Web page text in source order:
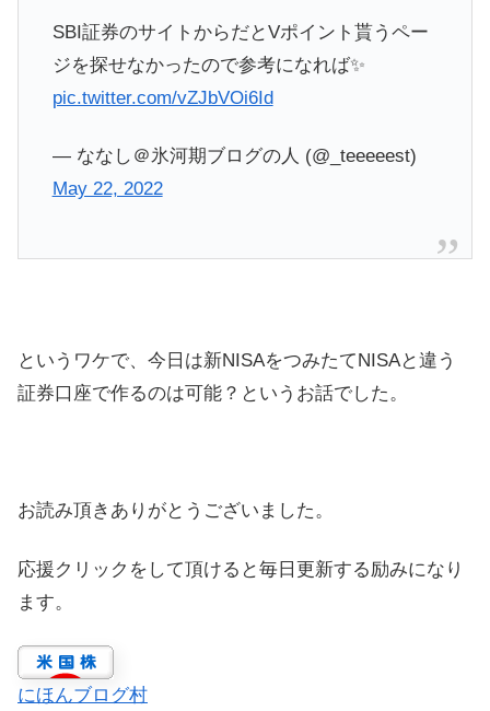
SBI証券のサイトからだとVポイント貰うペー
ジを探せなかったので参考になれば✨
pic.twitter.com/vZJbVOi6Id
— ななし＠氷河期ブログの人 (@_teeeeest)
May 22, 2022
というワケで、今日は新NISAをつみたてNISAと違う
証券口座で作るのは可能？というお話でした。
お読み頂きありがとうございました。
応援クリックをして頂けると毎日更新する励みになり
ます。
にほんブログ村